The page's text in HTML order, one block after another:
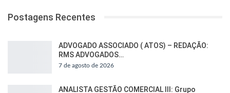
Postagens Recentes
ADVOGADO ASSOCIADO ( ATOS) – REDAÇÃO:
RMS ADVOGADOS…
7 de agosto de 2026
ANALISTA GESTÃO COMERCIAL III: Grupo